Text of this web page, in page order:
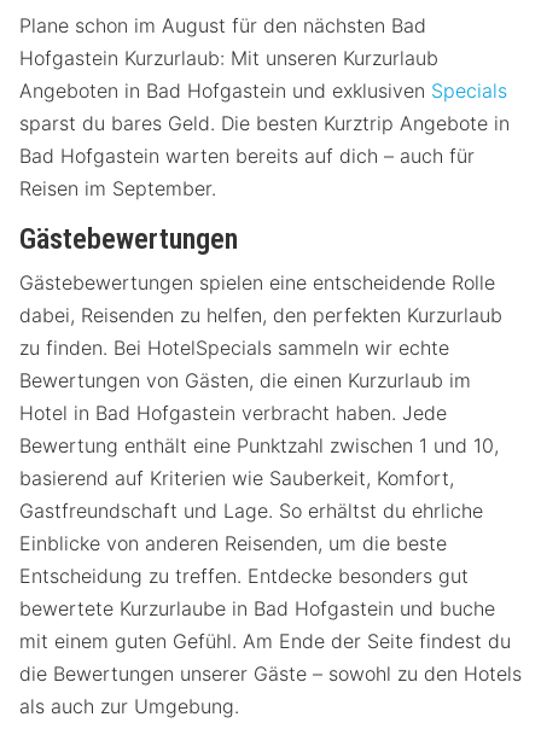
Plane schon im August für den nächsten Bad
Hofgastein Kurzurlaub: Mit unseren Kurzurlaub
Angeboten in Bad Hofgastein und exklusiven Specials
sparst du bares Geld. Die besten Kurztrip Angebote in
Bad Hofgastein warten bereits auf dich – auch für
Reisen im September.
Gästebewertungen
Gästebewertungen spielen eine entscheidende Rolle
dabei, Reisenden zu helfen, den perfekten Kurzurlaub
zu finden. Bei HotelSpecials sammeln wir echte
Bewertungen von Gästen, die einen Kurzurlaub im
Hotel in Bad Hofgastein verbracht haben. Jede
Bewertung enthält eine Punktzahl zwischen 1 und 10,
basierend auf Kriterien wie Sauberkeit, Komfort,
Gastfreundschaft und Lage. So erhältst du ehrliche
Einblicke von anderen Reisenden, um die beste
Entscheidung zu treffen. Entdecke besonders gut
bewertete Kurzurlaube in Bad Hofgastein und buche
mit einem guten Gefühl. Am Ende der Seite findest du
die Bewertungen unserer Gäste – sowohl zu den Hotels
als auch zur Umgebung.